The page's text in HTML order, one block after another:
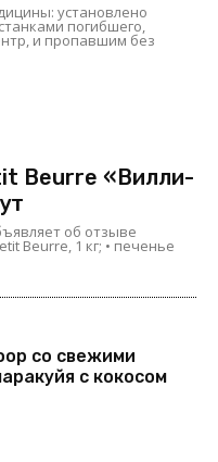
установлено
погибшего,
и пропавшим без
Beurre «Вилли-
Beurre, 1 кг; • печенье
со свежими
с кокосом